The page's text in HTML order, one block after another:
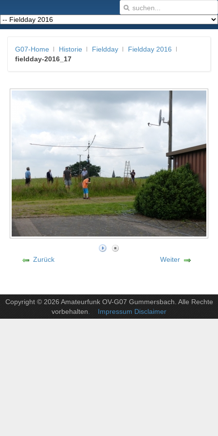
G07-Home Historie Fieldday
Fieldday 2016
fieldday-2016_17
Zurück Weiter
Copyright © 2026 Amateurfunk OV-G07 Gummersbach. Alle Rechte
vorbehalten . Impressum Disclaimer